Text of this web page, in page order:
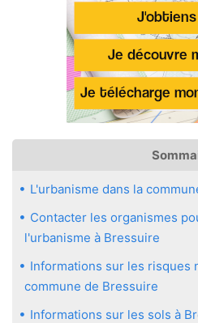
L'urbanisme dans la
Contacter les organismes
l'urbanisme à Bressuire
Informations sur les risques
commune de Bressuire
Informations sur les sols à